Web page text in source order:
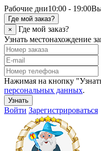
Рабочие дни10:00 - 19:00
Где мой заказ?
×
Где мой заказ?
Узнать местонахождение
Нажимая на кнопку
персональных данных.
Узнать
Войти Зарегистрироваться